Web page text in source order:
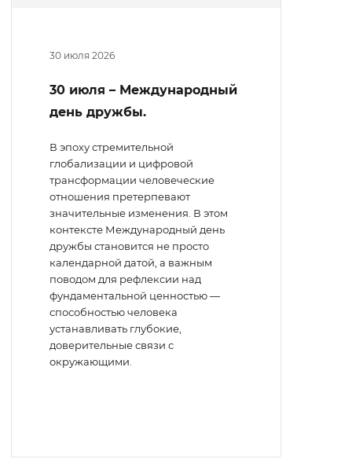
30 июля 2026
30 июля – Международный
день дружбы.
В эпоху стремительной
глобализации и цифровой
трансформации человеческие
отношения претерпевают
значительные изменения. В этом
контексте Международный день
дружбы становится не просто
календарной датой, а важным
поводом для рефлексии над
фундаментальной ценностью —
способностью человека
устанавливать глубокие,
доверительные связи с
окружающими.